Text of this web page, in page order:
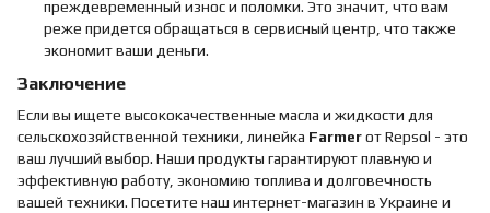
преждевременный износ и поломки. Это значит, что вам
реже придется обращаться в сервисный центр, что также
экономит ваши деньги.
Заключение
Если вы ищете высококачественные масла и жидкости для
сельскохозяйственной техники, линейка Farmerот Repsol - это
ваш лучший выбор. Наши продукты гарантируют плавную и
эффективную работу, экономию топлива и долговечность
вашей техники. Посетите наш интернет-магазин в Украине и